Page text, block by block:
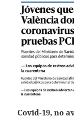
Covid-19, no